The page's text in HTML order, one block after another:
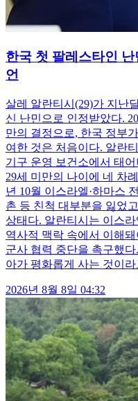
한국 첫 팔레스타인
언
살레 알란티시(29)가 지난
신 난민으로 인정받았다.
만의 결정으로, 한국 정부
여한 것은 처음이다. 알란
기구 운영 보건소에서 태
29세 미만의 나이에 네 차
년 10월 이스라엘·하마스
촌 등 친척 대부분을 잃었
상태다. 알란티시는 이스
역사적 맥락 속에서 이해
군사 협력 중단을 촉구했
아가 평화롭게 사는 것이
2026년 8월 8일 04:32